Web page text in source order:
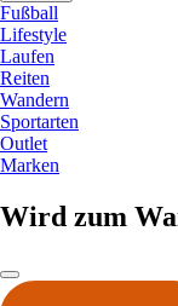
Fußball
Lifestyle
Laufen
Reiten
Wandern
Sportarten
Outlet
Marken
Wird zum